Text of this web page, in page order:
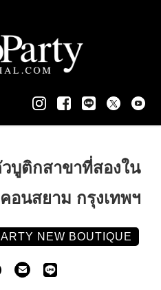
บูติกสาขาที่สองใน
อนสยาม กรุงเทพฯ
NEW BOUTIQUE